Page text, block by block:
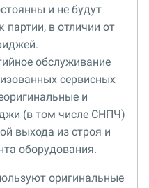
и не будут
партии, в отличии от
обслуживание
сервисных
и
(в том числе СНПЧ)
выхода из строя и
оборудования.
оригинальные